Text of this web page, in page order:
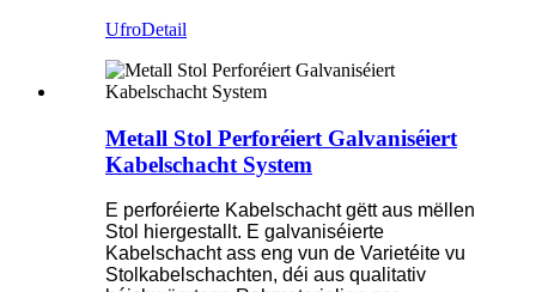
UfroDetail
Metall Stol Perforéiert Galvaniséiert
Kabelschacht System
E perforéierte Kabelschacht gëtt aus mëllen
Stol hiergestallt. E galvaniséierte
Kabelschacht ass eng vun de Varietéite vu
Stolkabelschachten, déi aus qualitativ